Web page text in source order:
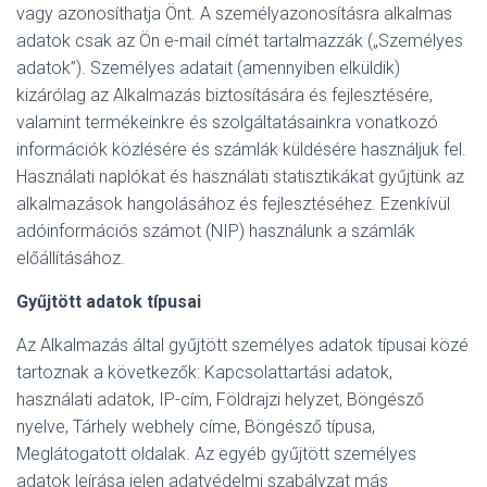
vagy azonosíthatja Önt. A személyazonosításra alkalmas
adatok csak az Ön e-mail címét tartalmazzák („Személyes
adatok”). Személyes adatait (amennyiben elküldik)
kizárólag az Alkalmazás biztosítására és fejlesztésére,
valamint termékeinkre és szolgáltatásainkra vonatkozó
információk közlésére és számlák küldésére használjuk fel.
Használati naplókat és használati statisztikákat gyűjtünk az
alkalmazások hangolásához és fejlesztéséhez. Ezenkívül
adóinformációs számot (NIP) használunk a számlák
előállításához.
Gyűjtött adatok típusai
Az Alkalmazás által gyűjtött személyes adatok típusai közé
tartoznak a következők: Kapcsolattartási adatok,
használati adatok, IP-cím, Földrajzi helyzet, Böngésző
nyelve, Tárhely webhely címe, Böngésző típusa,
Meglátogatott oldalak. Az egyéb gyűjtött személyes
adatok leírása jelen adatvédelmi szabályzat más